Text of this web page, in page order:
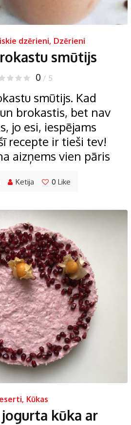
dzērieni, Dzērieni
smūtijs
0 / 5
smūtijs. Kad
brokastis, bet nav
jo esi, iespējams
recepte ir tieši tev!
aizņems vien pāris
Ketija 0 Like
, Kūkas
kūka ar